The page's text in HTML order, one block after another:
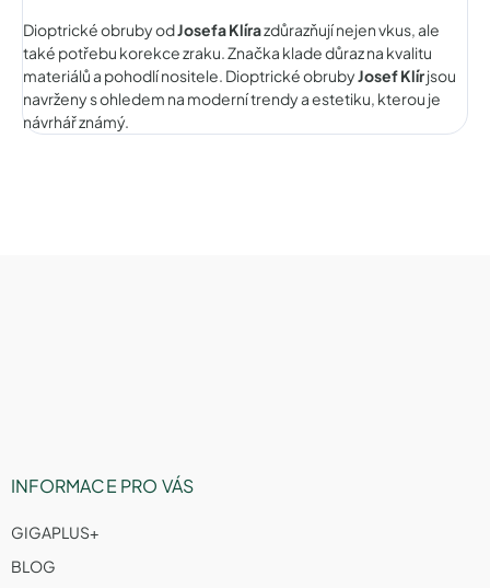
Dioptrické obruby odJosefa Klírazdůrazňují nejen vkus, ale
také potřebu korekce zraku. Značka klade důraz na kvalitu
materiálů a pohodlí nositele. Dioptrické obrubyJosef Klírjsou
navrženy s ohledem na moderní trendy a estetiku, kterou je
návrhář známý.
INFORMACE PRO VÁS
GIGAPLUS+
BLOG